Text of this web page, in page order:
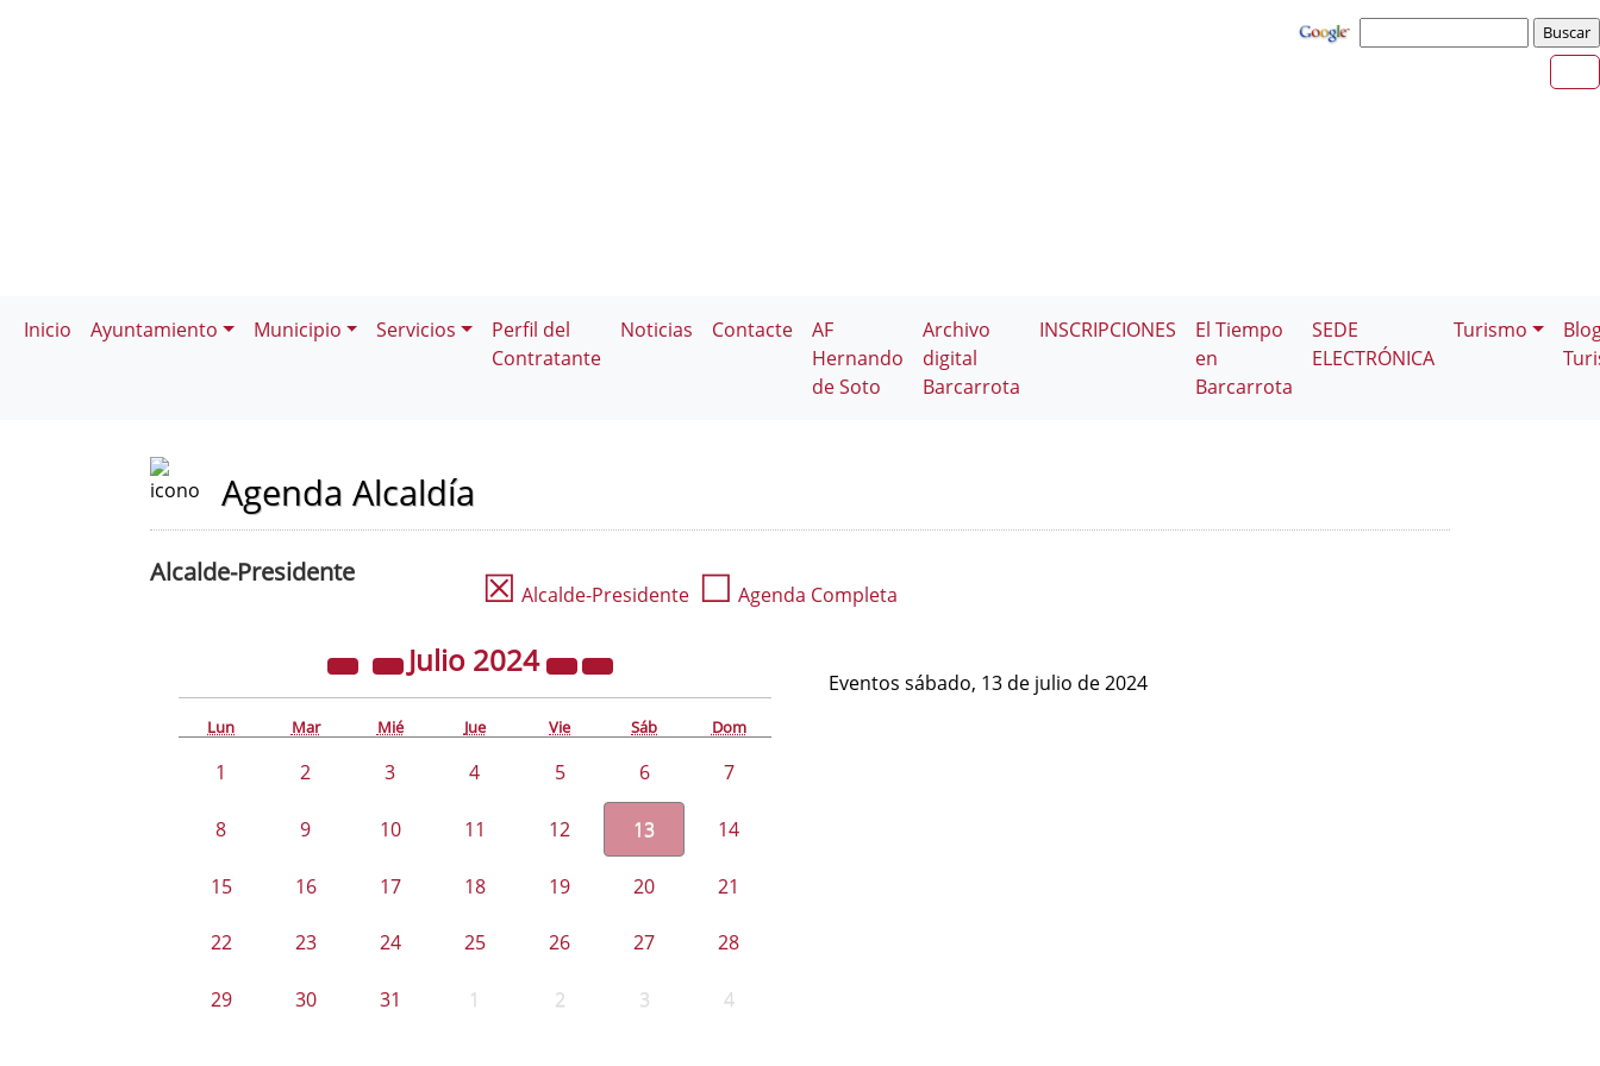
Inicio Ayuntamiento Municipio Servicios
Perfil del
Contratante
Noticias Contacte
AF
Hernando
de Soto
Archivo
digital
Barcarrota
INSCRIPCIONES
El Tiempo
en
Barcarrota
SEDE
ELECTRÓNICA
Turismo
Agenda Alcaldía
Alcalde-Presidente ☒ Alcalde-Presidente ☐ Agenda Completa
Julio 2024
Lun Mar Mié Jue Vie Sáb Dom
1 2 3 4 5 6 7
8 9 10 11 12 13 14
15 16 17 18 19 20 21
22 23 24 25 26 27 28
29 30 31 1 2 3 4
Eventos sábado, 13 de julio de 2024